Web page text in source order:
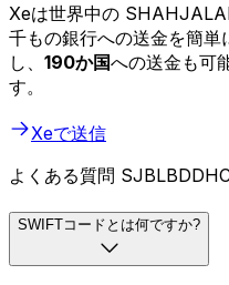
Xeは世界中の
千もの銀行への送金を簡単
し、 190か国への送金も可
す。
Xeで送信
よくある質問
SWIFTコードとは何ですか?